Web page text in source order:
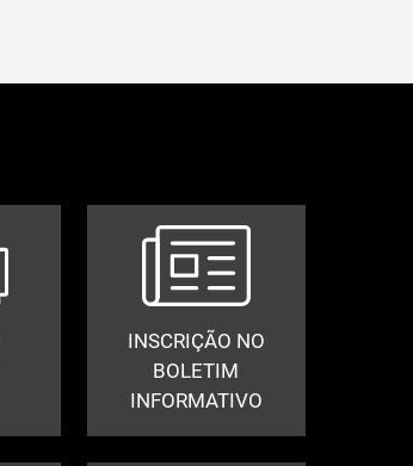
INSCRIÇÃO NO
BOLETIM
INFORMATIVO